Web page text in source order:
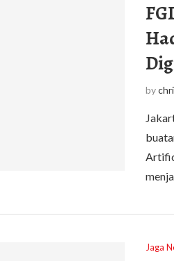
by
Jaga